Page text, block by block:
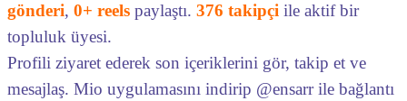
gönderi, 0+ reels paylaştı. 376 takipçi ile aktif bir
topluluk üyesi.
Profili ziyaret ederek son içeriklerini gör, takip et ve
mesajlaş. Mio uygulamasını indirip @ensarr ile bağlantı